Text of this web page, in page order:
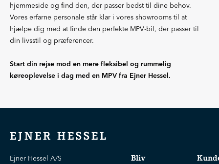
hjemmeside og find den, der passer bedst til dine behov.
Vores erfarne personale står klar i vores showrooms til at
hjælpe dig med at finde den perfekte MPV-bil, der passer til
din livsstil og præferencer.
Start din rejse mod en mere fleksibel og rummelig
køreoplevelse i dag med en MPV fra Ejner Hessel.
EJNER HESSEL
Ejner Hessel A/S
Bliv